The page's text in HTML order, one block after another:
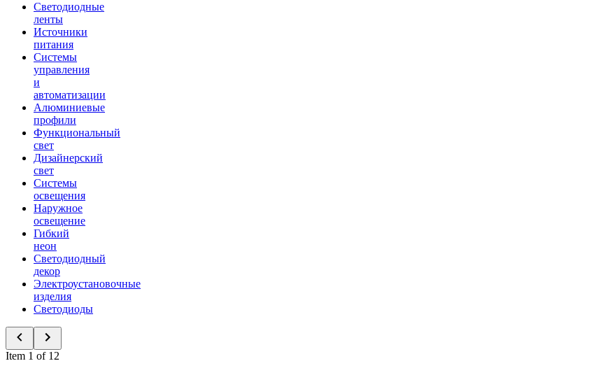
Светодиодные
ленты
Источники
питания
Системы
управления
и
автоматизации
Алюминиевые
профили
Функциональный
свет
Дизайнерский
свет
Системы
освещения
Наружное
освещение
Гибкий
неон
Светодиодный
декор
Электроустановочные
изделия
Светодиоды
Item 1 of 12